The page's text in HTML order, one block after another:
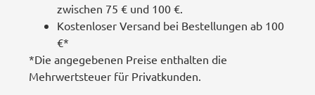
zwischen 75 € und 100 €.
Kostenloser Versand bei Bestellungen ab 100
€*
*Die angegebenen Preise enthalten die
Mehrwertsteuer für Privatkunden.